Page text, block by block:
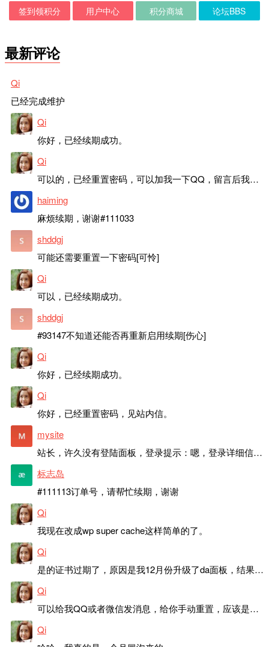
签到领积分 用户中心 积分商城 论坛BBS
最新评论
Qi
已经完成维护
Qi
你好，已经续期成功。
Qi
可以的，已经重置密码，可以加我一下QQ，留言后我就发密码给你。
haiming
麻烦续期，谢谢#111033
shddgj
可能还需要重置一下密码[可怜]
Qi
可以，已经续期成功。
shddgj
#93147不知道还能否再重新启用续期[伤心]
Qi
你好，已经续期成功。
Qi
你好，已经重置密码，见站内信。
mysite
站长，许久没有登陆面板，登录提示：嗯，登录详细信息似乎不正确。请重试。 网站还可以正常使用。如果是密码问题请帮忙重置一下密码。谢谢。订单号：97790，账号：aa20210950。 站长，提交了工单，你回复续期成功，不过我的问题是面部登陆信息有问题，一直是初始密码，现在无法登陆，有时间麻烦排查一下。
标志岛
#111113订单号，请帮忙续期，谢谢
Qi
我现在改成wp super cache这样简单的了。
Qi
是的证书过期了，原因是我12月份升级了da面板，结果后台证书就不更新了，目前还在排查问题。切换PHP版本现在没有了，因为DA新版不支持。
Qi
可以给我QQ或者微信发消息，给你手动重置，应该是服务器插件有问题了，这个wp的主题太老了，导致现在好多的问题，网站的签到功能也是因为这个原因导致的。
Qi